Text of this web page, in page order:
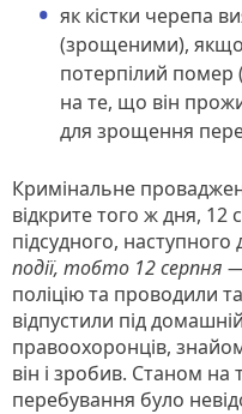
як кістки черепа
(зрощеними),
потерпілий помер
на те, що він
для зрощення
Кримінальне
відкрите того ж дня, 12
підсудного, наступного
події, тобто 12 серпня
поліцію та проводили
відпустили під
правоохоронців,
він і зробив. Станом на
перебування було